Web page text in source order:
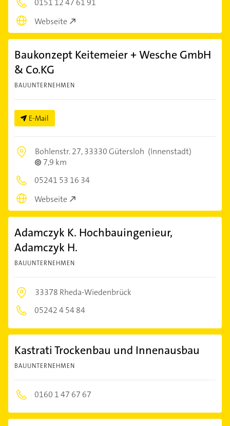
0151 12 47 61 91
Webseite
Baukonzept Keitemeier + Wesche GmbH
& Co.KG
BAUUNTERNEHMEN
E-Mail
Bohlenstr. 27,33330 Gütersloh (Innenstadt)
7,9 km
05241 53 16 34
Webseite
Adamczyk K. Hochbauingenieur,
Adamczyk H.
BAUUNTERNEHMEN
33378 Rheda-Wiedenbrück
05242 4 54 84
Kastrati Trockenbau und Innenausbau
BAUUNTERNEHMEN
0160 1 47 67 67